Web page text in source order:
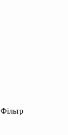
Фільтр